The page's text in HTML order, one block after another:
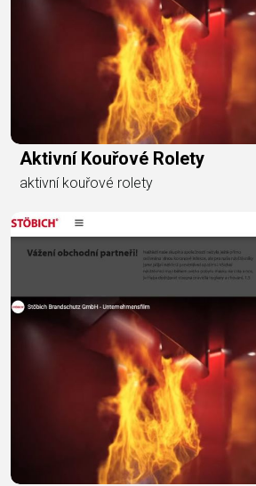
Aktivní Kouřové Rolety
aktivní kouřové rolety